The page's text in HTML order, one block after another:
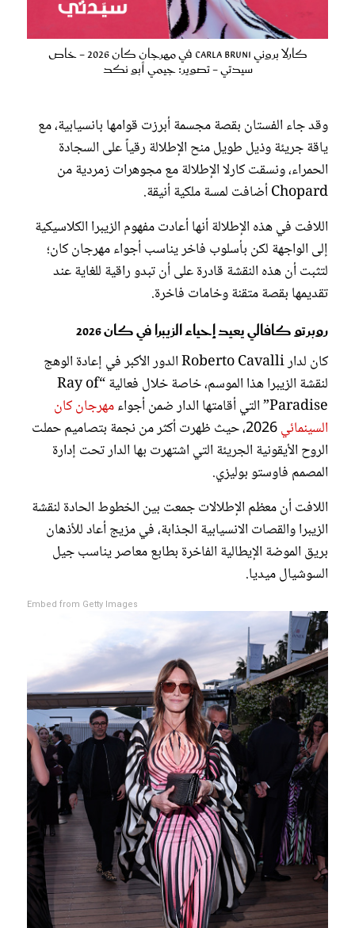
كارلا بروني Carla Bruni في مهرجان كان 2026 - خاص
سيدتي - تصوير: جيمي أبو نكد
وقد جاء الفستان بقصة مجسمة أبرزت قوامها بانسيابية، مع
ياقة جريئة وذيل طويل منح الإطلالة رقياً على السجادة
الحمراء، ونسقت كارلا الإطلالة مع مجوهرات زمردية من
Chopard أضافت لمسة ملكية أنيقة.
اللافت في هذه الإطلالة أنها أعادت مفهوم الزيبرا الكلاسيكية
إلى الواجهة لكن بأسلوب فاخر يناسب أجواء مهرجان كان؛
لتثبت أن هذه النقشة قادرة على أن تبدو راقية للغاية عند
تقديمها بقصة متقنة وخامات فاخرة.
روبرتو كافالي يعيد إحياء الزيبرا في كان 2026
كان لدار Roberto Cavalli الدور الأكبر في إعادة الوهج
لنقشة الزيبرا هذا الموسم، خاصة خلال فعالية “Ray of
Paradise” التي أقامتها الدار ضمن أجواء
مهرجان كان
السينمائي
2026، حيث ظهرت أكثر من نجمة بتصاميم حملت
الروح الأيقونية الجريئة التي اشتهرت بها الدار تحت إدارة
المصمم فاوستو بوليزي.
اللافت أن معظم الإطلالات جمعت بين الخطوط الحادة لنقشة
الزيبرا والقصات الانسيابية الجذابة، في مزيج أعاد للأذهان
بريق الموضة الإيطالية الفاخرة بطابع معاصر يناسب جيل
السوشيال ميديا.
Embed from Getty Images